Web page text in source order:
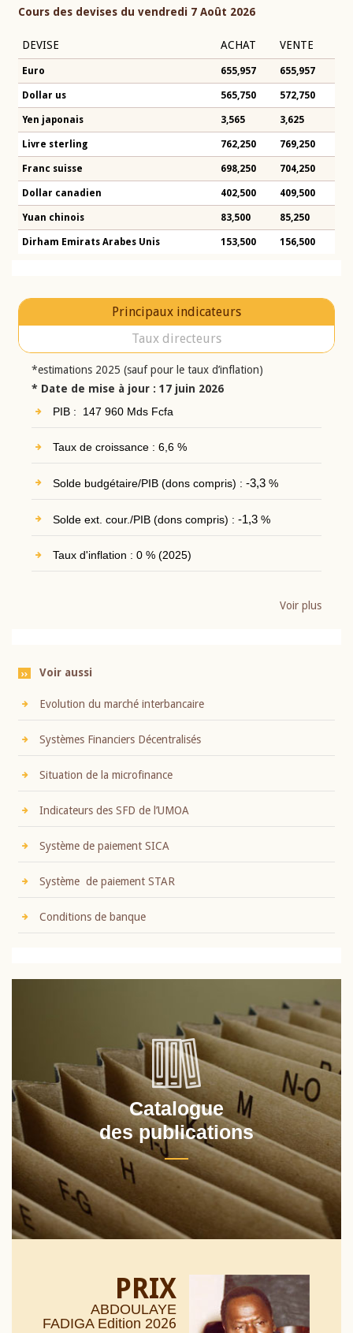
Cours des devises du vendredi 7 Août 2026
DEVISE ACHAT VENTE
Euro 655,957 655,957
Dollar us 565,750 572,750
Yen japonais 3,565 3,625
Livre sterling 762,250 769,250
Franc suisse 698,250 704,250
Dollar canadien 402,500 409,500
Yuan chinois 83,500 85,250
Dirham Emirats Arabes Unis 153,500 156,500
Principaux indicateurs
Taux directeurs
*estimations 2025 (sauf pour le taux d’inflation)
* Date de mise à jour : 17 juin 2026
PIB : 147 960 Mds Fcfa
Taux de croissance : 6,6 %
Solde budgétaire/PIB (dons compris) : -3,3%
Solde ext. cour./PIB (dons compris) : -1,3%
Taux d'inflation : 0 % (2025)
Voir plus
Voir aussi
Evolution du marché interbancaire
Systèmes Financiers Décentralisés
Situation de la microfinance
Indicateurs des SFD de l’UMOA
Système de paiement SICA
Système de paiement STAR
Conditions de banque
Catalogue
des publications
PRIX
ABDOULAYE
FADIGA Edition 2026